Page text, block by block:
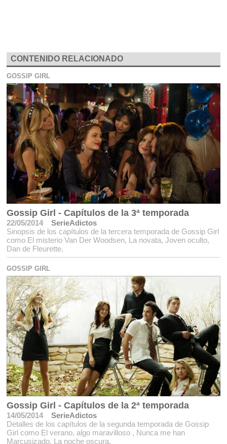
CONTENIDO RELACIONADO
GOSSIP GIRL
Gossip Girl - Capítulos de la 3ª temporada
22/05/2014
SerieAdictos
Sinopsis de los capítulos de la tercera temporada de Gossip Girl
como El misterio Van Der Woodsen, La novata, Joven oculto,
Dan de Fleurette.
GOSSIP GIRL
Gossip Girl - Capítulos de la 2ª temporada
14/05/2014
SerieAdictos
Detalles de los capítulos de la segunda temporada de Gossip
Girl como El verano, algo maravilloso , Nunca me han
Marcusizado, La noche oscura.